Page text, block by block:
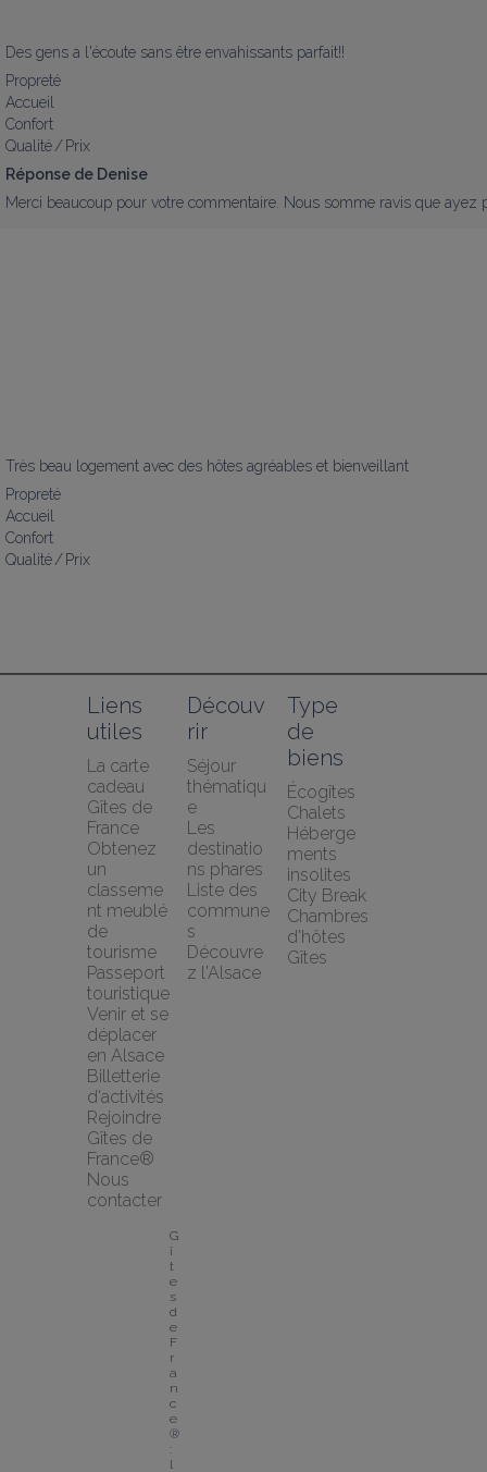
Des gens a l'écoute sans être envahissants parfait!!
Propreté
Accueil
Confort
Qualité / Prix
Réponse de Denise
Merci beaucoup pour votre commentaire. Nous somme ravis que
Très beau logement avec des hôtes agréables et bienveillant
Propreté
Accueil
Confort
Qualité / Prix
Liens
utiles
La carte
cadeau
Gîtes de
France
Obtenez
un
classeme
nt meublé
de
tourisme
Passeport
touristique
Venir et se
déplacer
en Alsace
Billetterie
d'activités
Rejoindre
Gîtes de
France®
Nous
contacter
Découv
rir
Séjour
thématiqu
e
Les
destinatio
ns phares
Liste des
commune
s
Découvre
z l'Alsace
Type
de
biens
Écogîtes
Chalets
Héberge
ments
insolites
City Break
Chambres
d'hôtes
Gîtes
G
î
t
e
s
d
e
F
r
a
n
c
e
®
:
l